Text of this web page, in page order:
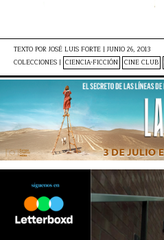
TEXTO POR JOSÉ LUIS FORTE | JUNIO 26, 2013
COLECCIONES | CIENCIA-FICCIÓN CINE CLUB